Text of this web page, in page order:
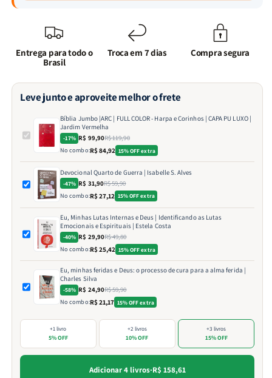
Entrega para todo o
Brasil
Troca em 7 dias Compra segura
Leve junto e aproveite melhor o frete
Bíblia Jumbo |ARC | FULL COLOR - Harpa e Corinhos | CAPA PU LUXO |
Jardim Vermelha
-17% R$ 99,90R$ 119,90
No combo:R$ 84,92 15% OFF extra
Devocional Quarto de Guerra | Isabelle S. Alves
-47% R$ 31,90R$ 59,90
No combo:R$ 27,12 15% OFF extra
Eu, Minhas Lutas Internas e Deus | Identificando as Lutas
Emocionais e Espirituais | Estela Costa
-40% R$ 29,90R$ 49,80
No combo:R$ 25,42 15% OFF extra
Eu, minhas feridas e Deus: o processo de cura para a alma ferida |
Charles Silva
-58% R$ 24,90R$ 59,90
No combo:R$ 21,17 15% OFF extra
+1 livro
5% OFF
+2 livros
10% OFF
+3 livros
15% OFF
Adicionar 4 livros·R$ 158,61